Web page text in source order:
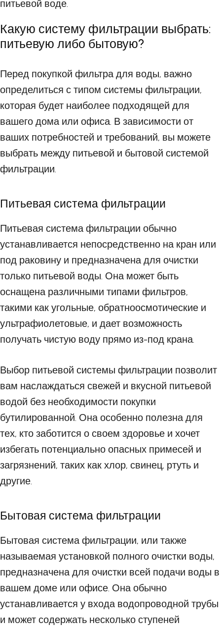
питьевой воде.
Какую систему фильтрации выбрать:
питьевую либо бытовую?
Перед покупкой фильтра для воды, важно
определиться с типом системы фильтрации,
которая будет наиболее подходящей для
вашего дома или офиса. В зависимости от
ваших потребностей и требований, вы можете
выбрать между питьевой и бытовой системой
фильтрации.
Питьевая система фильтрации
Питьевая система фильтрации обычно
устанавливается непосредственно на кран или
под раковину и предназначена для очистки
только питьевой воды. Она может быть
оснащена различными типами фильтров,
такими как угольные, обратноосмотические и
ультрафиолетовые, и дает возможность
получать чистую воду прямо из-под крана.
Выбор питьевой системы фильтрации позволит
вам наслаждаться свежей и вкусной питьевой
водой без необходимости покупки
бутилированной. Она особенно полезна для
тех, кто заботится о своем здоровье и хочет
избегать потенциально опасных примесей и
загрязнений, таких как хлор, свинец, ртуть и
другие.
Бытовая система фильтрации
Бытовая система фильтрации, или также
называемая установкой полного очистки воды,
предназначена для очистки всей подачи воды в
вашем доме или офисе. Она обычно
устанавливается у входа водопроводной трубы
и может содержать несколько ступеней